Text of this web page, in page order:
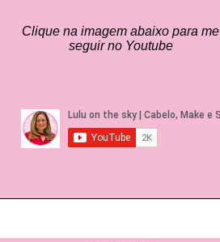
Clique na imagem abaixo para me
seguir no Youtube